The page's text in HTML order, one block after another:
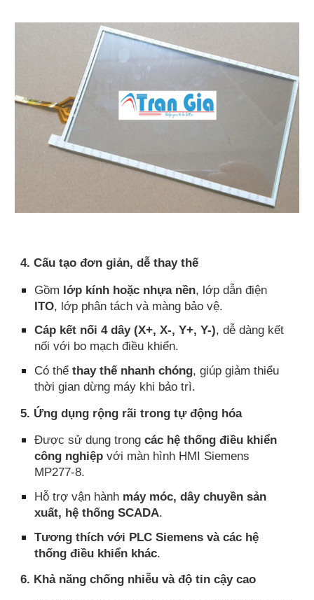
4. Cấu tạo đơn giản, dễ thay thế
Gồm lớp kính hoặc nhựa nền, lớp dẫn điện
ITO, lớp phân tách và màng bảo vệ.
Cáp kết nối 4 dây (X+, X-, Y+, Y-), dễ dàng kết
nối với bo mạch điều khiển.
Có thểthay thế nhanh chóng, giúp giảm thiểu
thời gian dừng máy khi bảo trì.
5. Ứng dụng rộng rãi trong tự động hóa
Được sử dụng trongcác hệ thống điều khiển
công nghiệp với màn hình HMI Siemens
MP277-8.
Hỗ trợ vận hành máy móc, dây chuyền sản
xuất, hệ thống SCADA.
Tương thích với PLC Siemens và các hệ
thống điều khiển khác.
6. Khả năng chống nhiễu và độ tin cậy cao